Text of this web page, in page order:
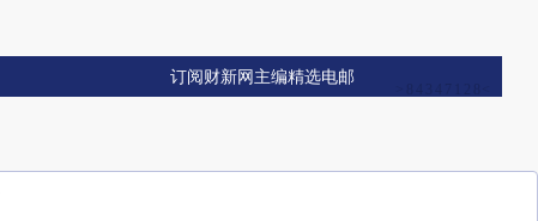
订阅财新网主编精选电邮